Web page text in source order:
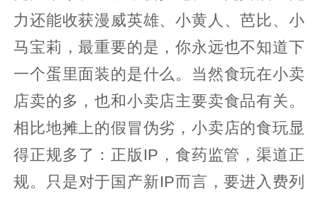
力还能收获漫威英雄、小黄人、芭比、小
马宝莉，最重要的是，你永远也不知道下
一个蛋里面装的是什么。当然食玩在小卖
店卖的多，也和小卖店主要卖食品有关。
相比地摊上的假冒伪劣，小卖店的食玩显
得正规多了：正版IP，食药监管，渠道正
规。只是对于国产新IP而言，要进入费列